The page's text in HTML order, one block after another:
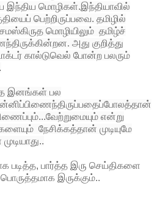
இந்திய மொழிகள்.இந்தியாவில்
பெற்றிருப்பவை. தமிழில்
சமஸ்கிருத மொழியிலும் தமிழ்ச்
அது குறித்து
கால்டுவெல் போன்ற பலரும்
இனங்கள் பல
என்று
நேசிக்கத்தான் முடியுமே
பார்த்த இரு செய்திகளை
இருக்கும்..